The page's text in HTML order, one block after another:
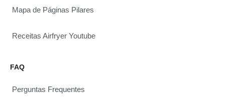
Mapa de Páginas Pilares
Receitas Airfryer Youtube
FAQ
Perguntas Frequentes